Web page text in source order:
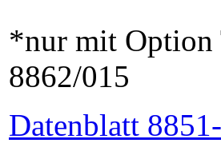
*nur mit Option
8862/015
Datenblatt